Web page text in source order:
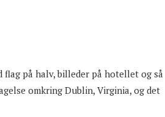
på halv, billeder på hotellet og så
omkring Dublin, Virginia, og det